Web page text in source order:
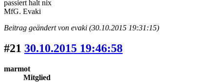
passiert halt nix
MfG. Evaki
Beitrag geändert von evaki (30.10.2015 19:31:15)
#21 30.10.2015 19:46:58
marmot
Mitglied